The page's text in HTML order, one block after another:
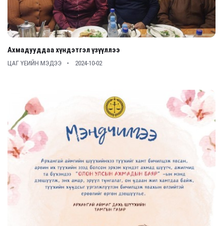
Ахмадууддаа хүндэтгэл үзүүллээ
ЦАГ ҮЕИЙН МЭДЭЭ 2024-10-02